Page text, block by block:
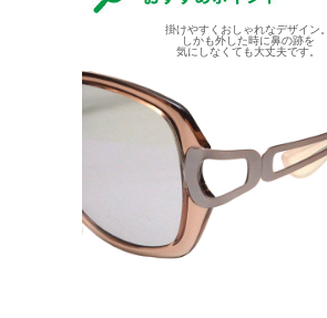
掛けやすくおしゃれなデザイン。
しかも外した時に鼻の跡を
気にしなくても大丈夫です。